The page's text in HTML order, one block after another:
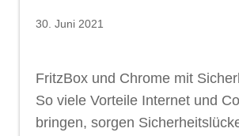
30. Juni 2021
FritzBox und Chrome mit
So viele Vorteile Internet und
bringen, sorgen